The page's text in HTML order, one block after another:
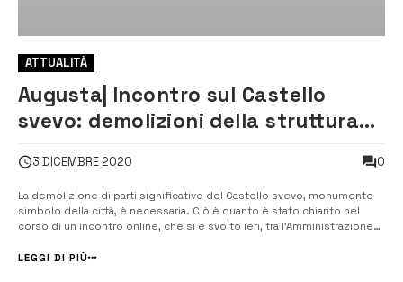
ATTUALITÀ
Augusta| Incontro sul Castello
svevo: demolizioni della struttura
3 DICEMBRE 2020 0
La demolizione di parti significative del Castello svevo, monumento
simbolo della città, è necessaria. Ciò è quanto è stato chiarito nel
corso di un incontro online, che si è svolto ieri, tra l’Amministrazione
Beni culturali. Ne dà notizia l’assessore alla Cul...
LEGGI DI PIÙ